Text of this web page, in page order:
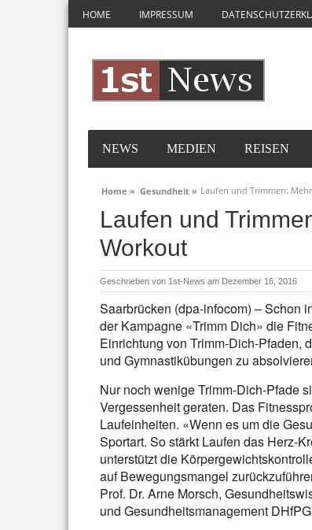
HOME IMPRESSUM
NEWS MEDIEN REISEN
Home » Gesundheit » Laufen und Trimmen:
Laufen und
Workout
Geschrieben von 1st-News am Dezember 16, 2016
Saarbrücken (dpa-infocom) – Schon
der Kampagne «Trimm Dich» die
Einrichtung von Trimm-Dich-Pfaden,
und Gymnastikübungen zu
Nur noch wenige Trimm-Dich-Pfade
Vergessenheit geraten. Das
Laufeinheiten. «Wenn es um die
Sportart. So stärkt Laufen das Herz-
unterstützt die
auf Bewegungsmangel
Prof. Dr. Arne Morsch,
und Gesundheitsmanagement